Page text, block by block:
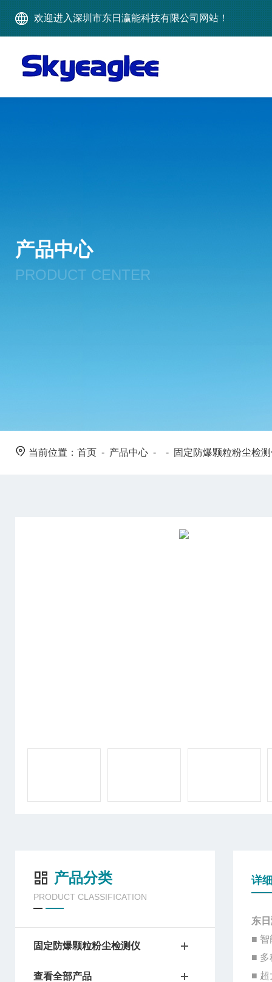
欢迎进入深圳市东日瀛能科技有限公司网站！
产品中心
PRODUCT CENTER
当前位置： 首页 - 产品中心 - - 固定防爆颗粒粉尘检
产品分类
PRODUCT CLASSIFICATION
固定防爆颗粒粉尘检测仪
查看全部产品
详
东
■ 智
■ 多
■